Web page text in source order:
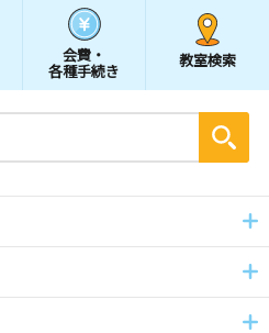
会費・
各種手続き
教室検索